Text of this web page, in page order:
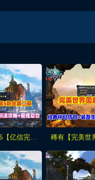
完美国际155【亿信完美】6职业怀旧仿官第二版,带玩法攻略+管理后台+GM工具及命令+视频教程